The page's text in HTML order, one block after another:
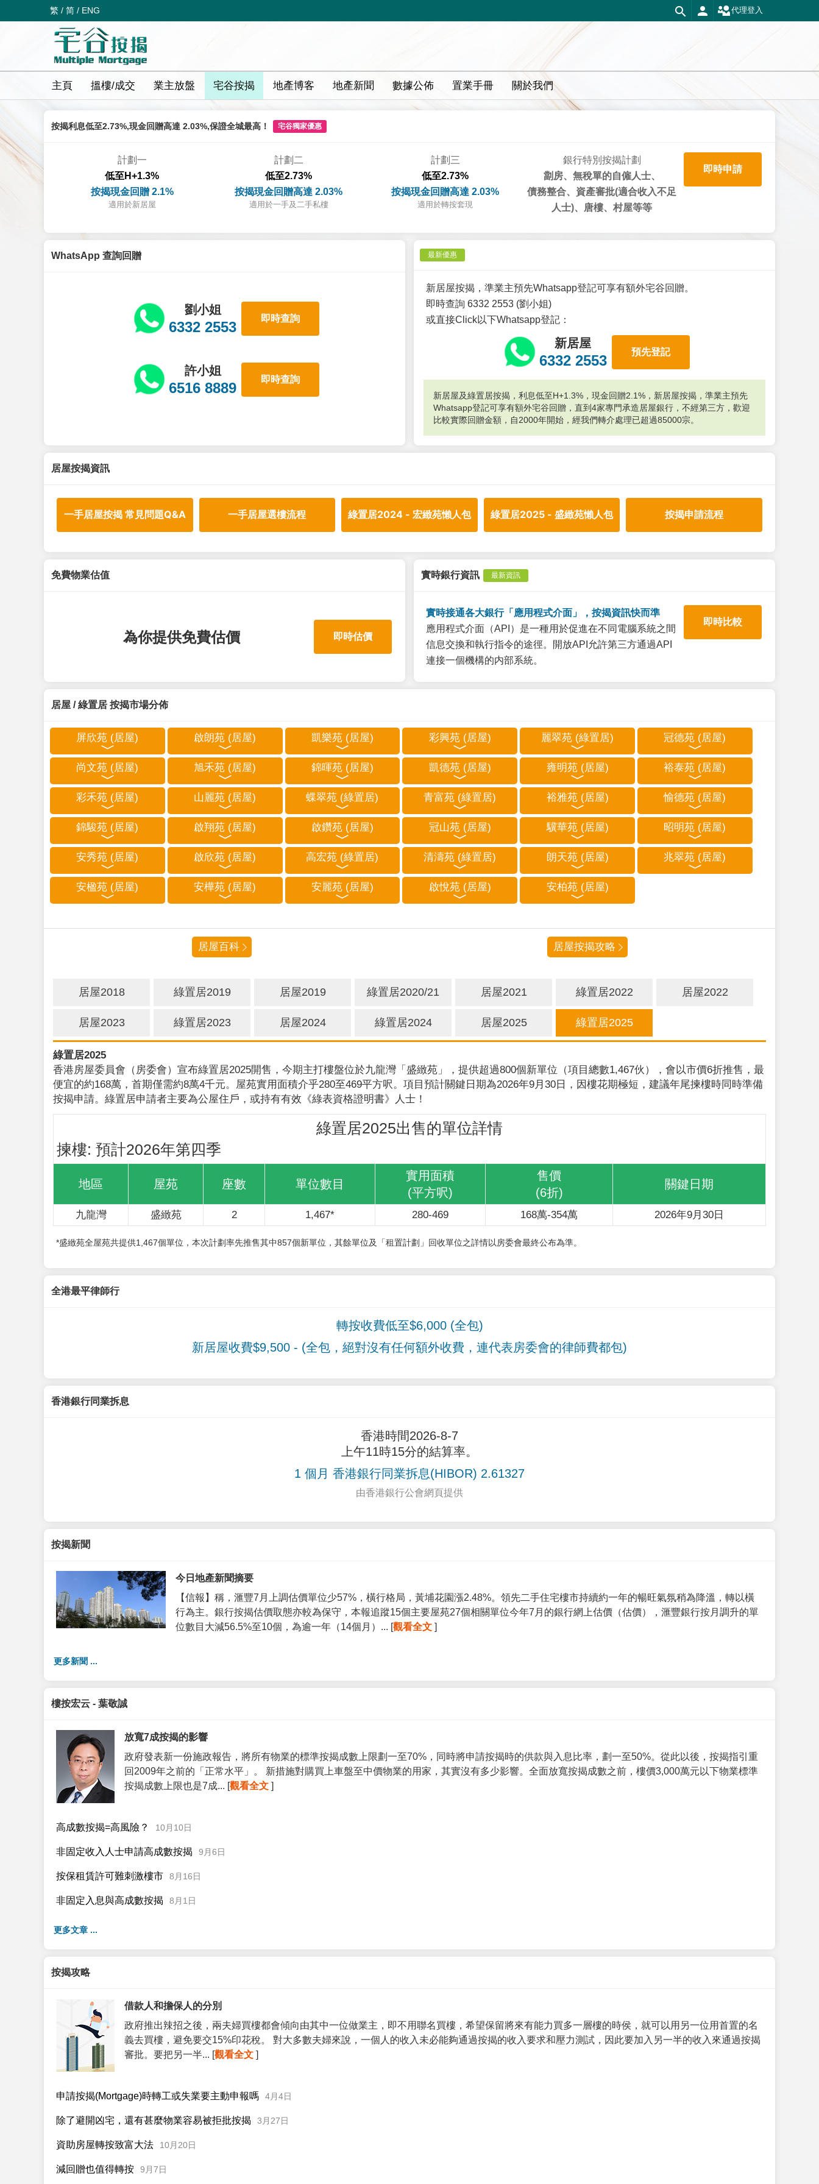
繁 / 简 / ENG 代理登入
主頁 搵樓/成交 業主放盤 宅谷按揭 地產博客 地產新聞 數據公佈 置業手冊 關於我們
按揭利息低至2.73%,現金回贈高達 2.03%,保證全城最高！ 宅谷獨家優惠
計劃一
低至H+1.3%
按揭現金回贈 2.1%
適用於新居屋
計劃二
低至2.73%
按揭現金回贈高達 2.03%
適用於一手及二手私樓
計劃三
低至2.73%
按揭現金回贈高達 2.03%
適用於轉按套現
銀行特別按揭計劃
劏房、無稅單的自僱人士、
債務整合、資產審批(適合收入不足
人士)、唐樓、村屋等等
即時申請
WhatsApp 查詢回贈
劉小姐
6332 2553
即時查詢
許小姐
6516 8889
即時查詢
最新優惠
新居屋按揭，準業主預先Whatsapp登記可享有額外宅谷回贈。
即時查詢 6332 2553 (劉小姐)
或直接Click以下Whatsapp登記：
新居屋
6332 2553
預先登記
新居屋及綠置居按揭，利息低至H+1.3%，現金回贈2.1%，新居屋按揭，準業主預先
Whatsapp登記可享有額外宅谷回贈，直到4家專門承造居屋銀行，不經第三方，歡迎
比較實際回贈金額，自2000年開始，經我們轉介處理已超過85000宗。
居屋按揭資訊
一手居屋按揭 常見問題Q&A 一手居屋選樓流程 綠置居2024 - 宏緻苑懶人包 綠置居2025 - 盛緻苑懶人包 按揭申請流程
免費物業估值
為你提供免費估價 即時估價
實時銀行資訊 最新資訊
實時接通各大銀行「應用程式介面」，按揭資訊快而準
應用程式介面（API）是一種用於促進在不同電腦系統之間
信息交換和執行指令的途徑。開放API允許第三方通過API
連接一個機構的内部系統。
即時比較
居屋 / 綠置居 按揭市場分佈
屏欣苑 (居屋) 啟朗苑 (居屋) 凱樂苑 (居屋) 彩興苑 (居屋) 麗翠苑 (綠置居) 冠德苑 (居屋)
尚文苑 (居屋) 旭禾苑 (居屋) 錦暉苑 (居屋) 凱德苑 (居屋) 雍明苑 (居屋) 裕泰苑 (居屋)
彩禾苑 (居屋) 山麗苑 (居屋) 蝶翠苑 (綠置居) 青富苑 (綠置居) 裕雅苑 (居屋) 愉德苑 (居屋)
錦駿苑 (居屋) 啟翔苑 (居屋) 啟鑽苑 (居屋) 冠山苑 (居屋) 驥華苑 (居屋) 昭明苑 (居屋)
安秀苑 (居屋) 啟欣苑 (居屋) 高宏苑 (綠置居) 清濤苑 (綠置居) 朗天苑 (居屋) 兆翠苑 (居屋)
安楹苑 (居屋) 安樺苑 (居屋) 安麗苑 (居屋) 啟悅苑 (居屋) 安柏苑 (居屋)
居屋百科 居屋按揭攻略
居屋2018 綠置居2019 居屋2019 綠置居2020/21 居屋2021 綠置居2022 居屋2022
居屋2023 綠置居2023 居屋2024 綠置居2024 居屋2025 綠置居2025
綠置居2025
香港房屋委員會（房委會）宣布綠置居2025開售，今期主打樓盤位於九龍灣「盛緻苑」，提供超過800個新單位（項目總數1,467伙），會以市價6折推售，最
便宜的約168萬，首期僅需約8萬4千元。屋苑實用面積介乎280至469平方呎。項目預計關鍵日期為2026年9月30日，因樓花期極短，建議年尾揀樓時同時準備
按揭申請。綠置居申請者主要為公屋住戶，或持有有效《綠表資格證明書》人士！
綠置居2025出售的單位詳情
揀樓: 預計2026年第四季
地區 屋苑 座數 單位數目
實用面積
(平方呎)
售價
(6折)
關鍵日期
九龍灣 盛緻苑 2 1,467* 280-469 168萬-354萬 2026年9月30日
*盛緻苑全屋苑共提供1,467個單位，本次計劃率先推售其中857個新單位，其餘單位及「租置計劃」回收單位之詳情以房委會最終公布為準。
全港最平律師行
轉按收費低至$6,000 (全包)
新居屋收費$9,500 - (全包，絕對沒有任何額外收費，連代表房委會的律師費都包)
香港銀行同業拆息
香港時間2026-8-7
上午11時15分的結算率。
1 個月 香港銀行同業拆息(HIBOR) 2.61327
由香港銀行公會網頁提供
按揭新聞
今日地產新聞摘要
【信報】稱，滙豐7月上調估價單位少57%，橫行格局，黃埔花園漲2.48%。領先二手住宅樓市持續約一年的暢旺氣氛稍為降溫，轉以橫
行為主。銀行按揭估價取態亦較為保守，本報追蹤15個主要屋苑27個相關單位今年7月的銀行網上估價（估價），滙豐銀行按月調升的單
位數目大減56.5%至10個，為逾一年（14個月）... [觀看全文 ]
更多新聞 ...
樓按宏云 - 葉敬誠
放寬7成按揭的影響
政府發表新一份施政報告，將所有物業的標準按揭成數上限劃一至70%，同時將申請按揭時的供款與入息比率，劃一至50%。從此以後，按揭指引重
回2009年之前的「正常水平」。 新措施對購買上車盤至中價物業的用家，其實沒有多少影響。全面放寬按揭成數之前，樓價3,000萬元以下物業標準
按揭成數上限也是7成... [觀看全文 ]
高成數按揭=高風險？ 10月10日
非固定收入人士申請高成數按揭 9月6日
按保租賃許可難刺激樓市 8月16日
非固定入息與高成數按揭 8月1日
更多文章 ...
按揭攻略
借款人和擔保人的分別
政府推出辣招之後，兩夫婦買樓都會傾向由其中一位做業主，即不用聯名買樓，希望保留將來有能力買多一層樓的時侯，就可以用另一位用首置的名
義去買樓，避免要交15%印花稅。 對大多數夫婦來說，一個人的收入未必能夠通過按揭的收入要求和壓力測試，因此要加入另一半的收入來通過按揭
審批。要把另一半... [觀看全文 ]
申請按揭(Mortgage)時轉工或失業要主動申報嗎 4月4日
除了避開凶宅，還有甚麼物業容易被拒批按揭 3月27日
資助房屋轉按致富大法 10月20日
減回贈也值得轉按 9月7日